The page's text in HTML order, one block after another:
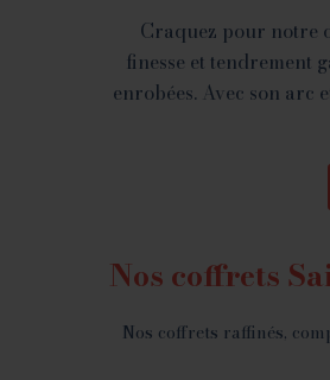
Craquez pour notre
finesse et tendrement
enrobées. Avec son arc
Nos coffrets
Nos coffrets raffinés,